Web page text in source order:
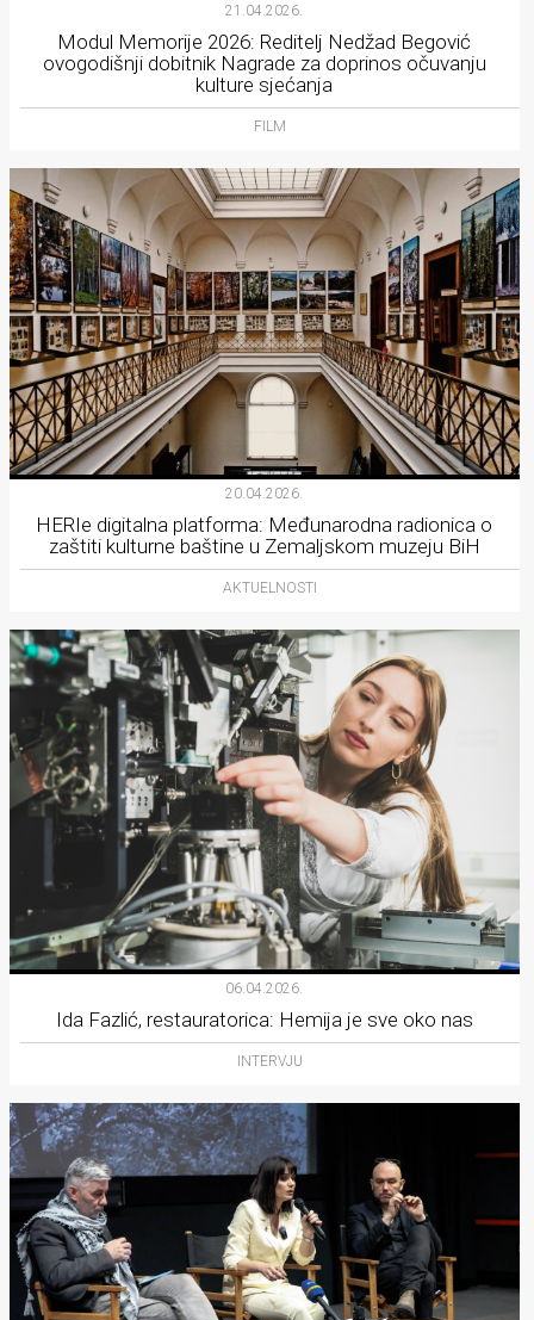
21.04.2026.
Modul Memorije 2026: Reditelj Nedžad Begović
ovogodišnji dobitnik Nagrade za doprinos očuvanju
kulture sjećanja
FILM
20.04.2026.
HERIe digitalna platforma: Međunarodna radionica o
zaštiti kulturne baštine u Zemaljskom muzeju BiH
AKTUELNOSTI
06.04.2026.
Ida Fazlić, restauratorica: Hemija je sve oko nas
INTERVJU